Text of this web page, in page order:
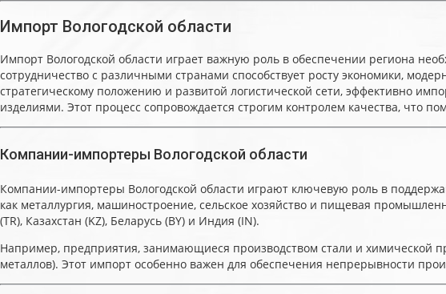
Импорт Вологодской области
Импорт Вологодской области играет важную роль в обеспечении региона
сотрудничество с различными странами способствует росту экономики,
стратегическому положению и развитой логистической сети, эффективно
изделиями. Этот процесс сопровождается строгим контролем качества, что
Компании-импортеры Вологодской области
Компании-импортеры Вологодской области играют ключевую роль в
как металлургия, машиностроение, сельское хозяйство и пищевая
(TR), Казахстан (KZ), Беларусь (BY) и Индия (IN).
Например, предприятия, занимающиеся производством стали и химической
металлов). Этот импорт особенно важен для обеспечения непрерывности